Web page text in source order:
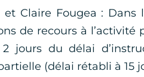
et Claire Fougea :
de recours à
jours du délai
(délai rétabli à 15